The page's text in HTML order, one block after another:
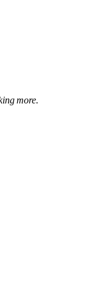
more.